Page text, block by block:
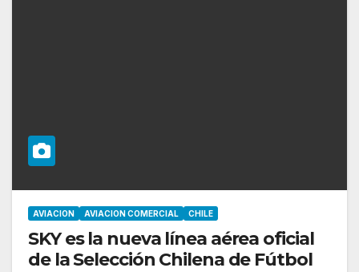
AVIACION AVIACION COMERCIAL CHILE
SKY es la nueva línea aérea oficial
de la Selección Chilena de Fútbol